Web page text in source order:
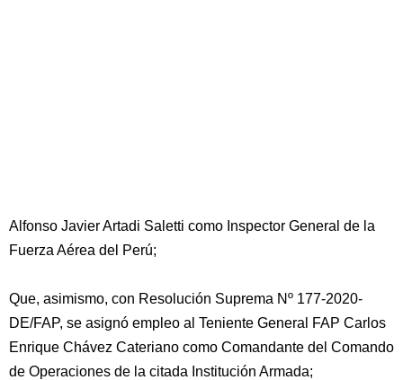
Alfonso Javier Artadi Saletti como Inspector General de la
Fuerza Aérea del Perú;
Que, asimismo, con Resolución Suprema Nº 177-2020-
DE/FAP, se asignó empleo al Teniente General FAP Carlos
Enrique Chávez Cateriano como Comandante del Comando
de Operaciones de la citada Institución Armada;